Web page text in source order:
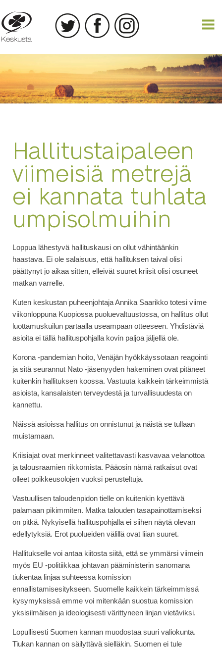
Hallitustaipaleen
viimeisiä metrejä
ei kannata tuhlata
umpisolmuihin
Loppua lähestyvä hallituskausi on ollut vähintäänkin
haastava. Ei ole salaisuus, että hallituksen taival olisi
päättynyt jo aikaa sitten, elleivät suuret kriisit olisi osuneet
matkan varrelle.
Kuten keskustan puheenjohtaja Annika Saarikko totesi viime
viikonloppuna Kuopiossa puoluevaltuustossa, on hallitus ollut
luottamuskuilun partaalla useampaan otteeseen. Yhdistäviä
asioita ei tällä hallituspohjalla kovin paljoa jäljellä ole.
Korona -pandemian hoito, Venäjän hyökkäyssotaan reagointi
ja sitä seurannut Nato -jäsenyyden hakeminen ovat pitäneet
kuitenkin hallituksen koossa. Vastuuta kaikkein tärkeimmistä
asioista, kansalaisten terveydestä ja turvallisuudesta on
kannettu.
Näissä asioissa hallitus on onnistunut ja näistä se tullaan
muistamaan.
Kriisiajat ovat merkinneet valitettavasti kasvavaa velanottoa
ja talousraamien rikkomista. Pääosin nämä ratkaisut ovat
olleet poikkeusolojen vuoksi perusteltuja.
Vastuullisen taloudenpidon tielle on kuitenkin kyettävä
palamaan pikimmiten. Matka talouden tasapainottamiseksi
on pitkä. Nykyisellä hallituspohjalla ei siihen näytä olevan
edellytyksiä. Erot puolueiden välillä ovat liian suuret.
Hallitukselle voi antaa kiitosta siitä, että se ymmärsi viimein
myös EU -politiikkaa johtavan pääministerin sanomana
tiukentaa linjaa suhteessa komission
ennallistamisesitykseen. Suomelle kaikkein tärkeimmissä
kysymyksissä emme voi mitenkään suostua komission
yksisilmäisen ja ideologisesti värittyneen linjan vietäviksi.
Lopullisesti Suomen kannan muodostaa suuri valiokunta.
Tiukan kannan on säilyttävä sielläkin. Suomen ei tule